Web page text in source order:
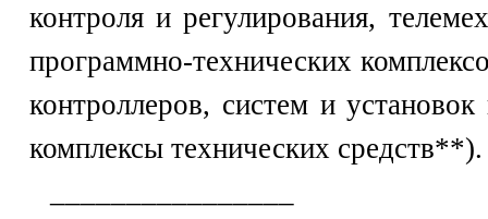
контроля и регулирования,
программно-технических
контроллеров, систем и
комплексы технических средств**).